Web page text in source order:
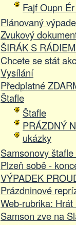
Fajf Oupn
Plánovaný
Zvukový
ŠIRÁK S
Chcete se stát
Vysílání
Předplatné
Štafle
Štafle
PRÁZDNÝ
ukázky
Samsonovy
Plzeň sobě -
VÝPADEK
Prázdninové
Web-rubrika:
Samson zve na